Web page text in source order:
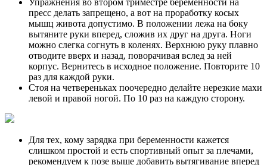
пресс делать запрещено, а вот на проработку косых
мышц живота допустимо. В положении лежа на боку
вытяните руки вперед, сложив их друг на друга. Ноги
можно слегка согнуть в коленях. Верхнюю руку плавно
отводите вверх и назад, поворачивая вслед за ней
корпус. Вернитесь в исходное положение. Повторите 10
раз для каждой руки.
Стоя на четвереньках поочередно делайте нерезкие махи
левой и правой ногой. По 10 раз на каждую сторону.
Для тех, кому зарядка при беременности кажется
слишком простой и есть спортивный опыт за плечами,
рекомендуем к позе выше добавить вытягивание вперед